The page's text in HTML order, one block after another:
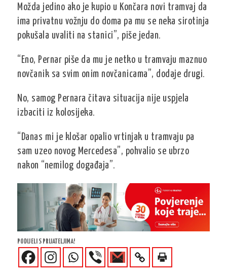
Možda jedino ako je kupio u Končara novi tramvaj da
ima privatnu vožnju do doma pa mu se neka sirotinja
pokušala uvaliti na stanici”, piše jedan.
“Eno, Pernar piše da mu je netko u tramvaju maznuo
novčanik sa svim onim novčanicama”, dodaje drugi.
No, samog Pernara čitava situacija nije uspjela
izbaciti iz kolosijeka.
“Danas mi je klošar opalio vrtinjak u tramvaju pa
sam uzeo novog Mercedesa”, pohvalio se ubrzo
nakon “nemilog događaja”.
PODIJELI S PRIJATELJIMA!